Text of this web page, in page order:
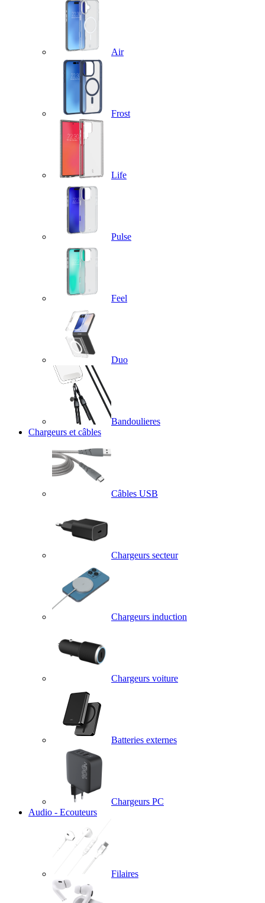
Air
Frost
Life
Pulse
Feel
Duo
Bandoulieres
Chargeurs et câbles
Câbles USB
Chargeurs secteur
Chargeurs induction
Chargeurs voiture
Batteries externes
Chargeurs PC
Audio - Ecouteurs
Filaires